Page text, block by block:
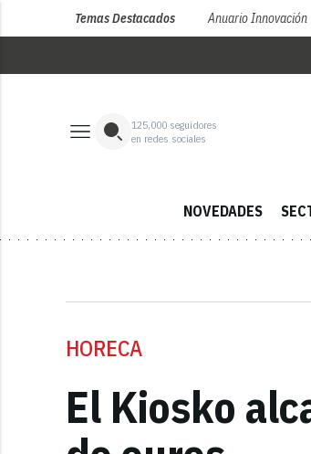
Temas Destacados Anuario Innovación
125,000 seguidores
en redes sociales
NOVEDADES
HORECA
El Kiosko